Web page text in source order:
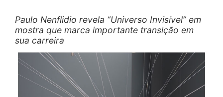
Paulo Nenflidio revela “Universo Invisível” em
mostra que marca importante transição em
sua carreira